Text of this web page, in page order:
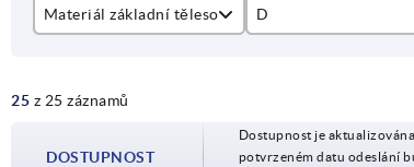
Materiál základní těleso
zinek
D
49
25 z 25 záznamů
DOSTUPNOST
Dostupnost je
potvrzeném datu odeslání